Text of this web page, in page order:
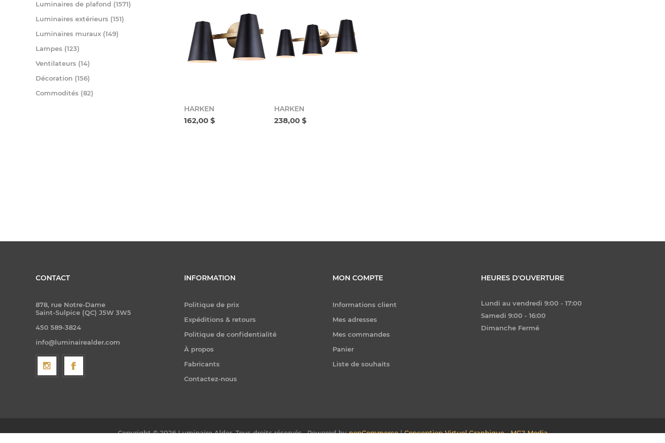
HARKEN
162,00 $
HARKEN
238,00 $
Luminaires de plafond (1571)
Luminaires extérieurs (151)
Luminaires muraux (149)
Lampes (123)
Ventilateurs (14)
Décoration (156)
Commodités (82)
CONTACT
878, rue Notre-Dame
Saint-Sulpice (QC) J5W 3W5
450 589-3824
info@luminairealder.com
INFORMATION
Politique de prix
Expéditions & retours
Politique de confidentialité
À propos
Fabricants
Contactez-nous
MON COMPTE
Informations client
Mes adresses
Mes commandes
Panier
Liste de souhaits
HEURES D'OUVERTURE
Lundi au vendredi 9:00 - 17:00
Samedi 9:00 - 16:00
Dimanche Fermé
Copyright © 2026 Luminaire Alder. Tous droits réservés.Powered bynopCommerce|Conception Virtuel Graphique - MG2 Media